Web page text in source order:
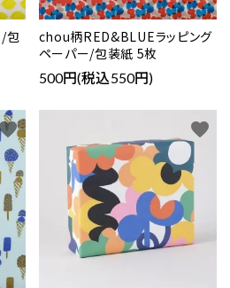
/包
chou柄RED&BLUEラッピング
ペーパー/包装紙 5枚
500円(税込550円)
favorite